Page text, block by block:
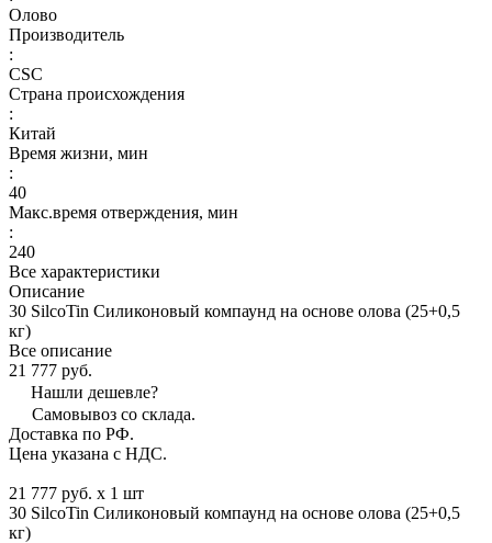
Олово
Производитель
:
CSC
Страна происхождения
:
Китай
Время жизни, мин
:
40
Макс.время отверждения, мин
:
240
Все характеристики
Описание
30 SilcoTin Силиконовый компаунд на основе олова (25+0,5
кг)
Все описание
21 777 руб.
Нашли дешевле?
Самовывоз со склада.
Доставка по РФ.
Цена указана с НДС.
21 777 руб. x 1 шт
30 SilcoTin Силиконовый компаунд на основе олова (25+0,5
кг)